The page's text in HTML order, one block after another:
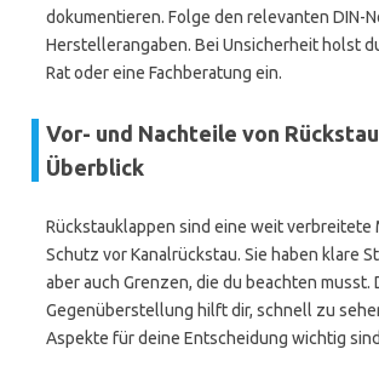
dokumentieren. Folge den relevanten DIN-
Herstellerangaben. Bei Unsicherheit holst
Rat oder eine Fachberatung ein.
Vor- und Nachteile von
Überblick
Rückstauklappen sind eine weit verbreitete
Schutz vor Kanalrückstau. Sie haben klare
aber auch Grenzen, die du beachten musst.
Gegenüberstellung hilft dir, schnell zu
Aspekte für deine Entscheidung wichtig